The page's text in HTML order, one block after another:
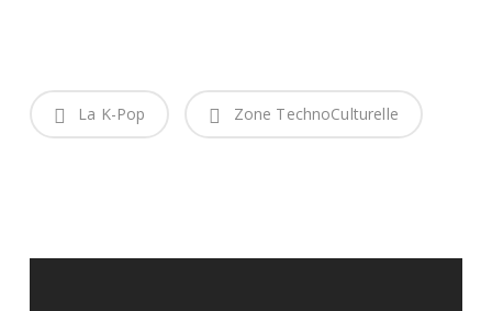
La K-Pop Zone TechnoCulturelle